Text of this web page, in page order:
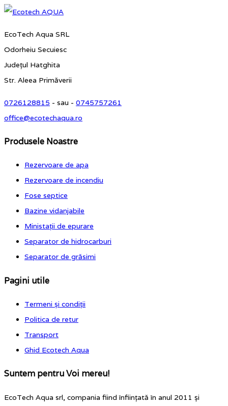
EcoTech Aqua SRL
Odorheiu Secuiesc
Județul Hatghita
Str. Aleea Primăverii
0726128815 - sau - 0745757261
office@ecotechaqua.ro
Produsele Noastre
Rezervoare de apa
Rezervoare de incendiu
Fose septice
Bazine vidanjabile
Ministații de epurare
Separator de hidrocarburi
Separator de grăsimi
Pagini utile
Termeni și condiții
Politica de retur
Transport
Ghid Ecotech Aqua
Suntem pentru Voi mereu!
EcoTech Aqua srl, compania fiind înființată în anul 2011 și